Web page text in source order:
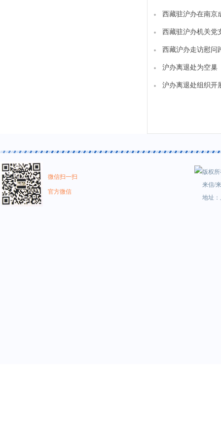
西藏驻沪办在南京
西藏驻沪办机关党
西藏沪办走访慰问
沪办离退处为空巢
沪办离退处组织开
微信扫一扫
官方微信
版权
来信/
地址